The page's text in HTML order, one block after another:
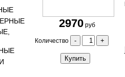
2970руб
Количество - +
Купить